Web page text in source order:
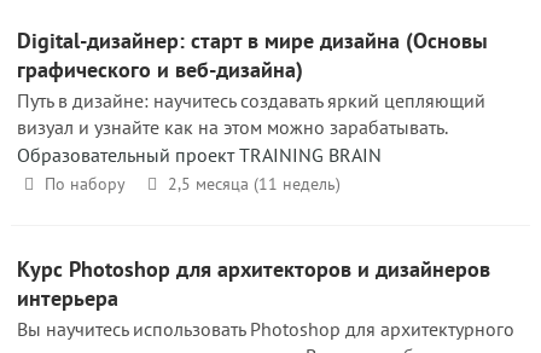
Digital-дизайнер: старт в мире дизайна (Основы
графического и веб-дизайна)
Путь в дизайне: научитесь создавать яркий цепляющий
визуал и узнайте как на этом можно зарабатывать.
Образовательный проект TRAINING BRAIN
По набору 2,5 месяца (11 недель)
Курс Photoshop для архитекторов и дизайнеров
интерьера
Вы научитесь использовать Photoshop для архитектурного